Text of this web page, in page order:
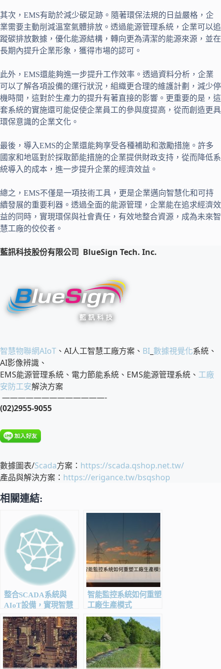
其次，EMS有助於減少碳足跡。隨著環保法規的日益嚴格，企
業需要主動削減溫室氣體排放。透過能源管理系統，企業可以追
蹤碳排放數據，優化能源結構，轉向更為清潔的能源來源，並在
長期內提升企業形象，獲得市場的認可。
此外，EMS還能夠進一步提升工作效率。透過資料分析，企業
可以了解各項設備的運行狀況，組織更合理的維護計劃，減少停
機時間，這對於生產力的提升有著直接的影響。更重要的是，這
套系統的實施還可能促使企業員工的參與度提高，從而創造更具
環保意識的企業文化。
最後，導入EMS的企業還能夠享受各種補助和激勵措施。許多
國家和地區對於採取節能措施的企業提供財政支持，從而降低系
統導入的成本，進一步提升企業的經濟效益。
總之，EMS不僅是一項技術工具，更是企業邁向智慧化和可持
續發展的重要利器。透過全面的能源管理，企業能在追求經濟效
益的同時，實現環保與社會責任，有效地整合資源，成為未來智
慧工廠的佼佼者。
藍訊科技股份有限公司 BlueSign Tech. Inc.
智慧物聯網AIoT 、AI人工智慧工廠方案、 BI 數據視覺化系統、
AI影像辨識、
EMS能源管理系統、電力節能系統、EMS能源管理系統、 工廠
安防工安解決方案
—————————————-
(02)2955-9055
數據圖表/Scada方案： https://scada.qshop.net.tw/
產品與解決方案： https://erigance.tw/bsqshop
相關連結:
整合SCADA系統與
AIoT設備，實現智慧
工廠的全面監控
智能監控系統如何重塑
工廠生產模式